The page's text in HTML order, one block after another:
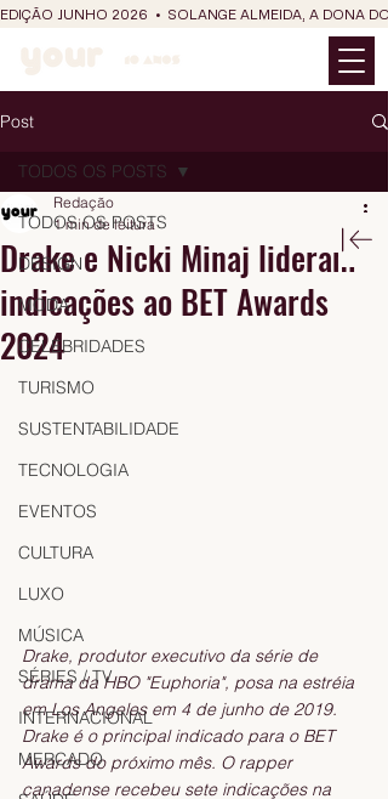
EDIÇÃO JUNHO 2026  •  SOLANGE ALMEIDA, A DONA
Post
TODOS OS POSTS
DESIGN
MODA
CELEBRIDADES
TURISMO
SUSTENTABILIDADE
TECNOLOGIA
EVENTOS
CULTURA
LUXO
MÚSICA
SÉRIES / TV
INTERNACIONAL
MERCADO
TODOS OS POSTS
Drake e Nicki Minaj lideram
indicações ao BET Awards
2024
Redação
1 min de leitura
Drake, produtor executivo da série de
drama da HBO "Euphoria", posa na estréia
em Los Angeles em 4 de junho de 2019.
Drake é o principal indicado para o BET
Awards do próximo mês. O rapper
canadense recebeu sete indicações na